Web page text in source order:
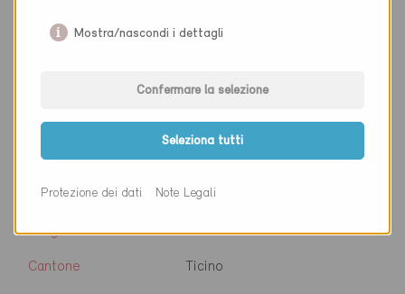
www.bellinzona.ch/
Ditta Divisione dell'ambiente
NAP 6501
Luogo Bellinzona
Cantone Ticino
Mostra/nascondi i dettagli
Confermare la selezione
Seleziona tutti
Protezione dei dati Note Legali